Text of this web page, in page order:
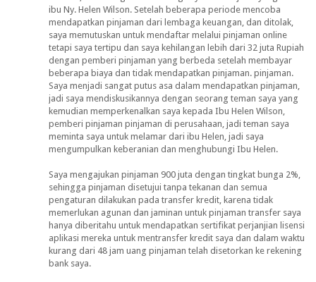
ibu Ny. Helen Wilson. Setelah beberapa periode mencoba
mendapatkan pinjaman dari lembaga keuangan, dan ditolak,
saya memutuskan untuk mendaftar melalui pinjaman online
tetapi saya tertipu dan saya kehilangan lebih dari 32 juta Rupiah
dengan pemberi pinjaman yang berbeda setelah membayar
beberapa biaya dan tidak mendapatkan pinjaman. pinjaman.
Saya menjadi sangat putus asa dalam mendapatkan pinjaman,
jadi saya mendiskusikannya dengan seorang teman saya yang
kemudian memperkenalkan saya kepada Ibu Helen Wilson,
pemberi pinjaman pinjaman di perusahaan, jadi teman saya
meminta saya untuk melamar dari ibu Helen, jadi saya
mengumpulkan keberanian dan menghubungi Ibu Helen.
Saya mengajukan pinjaman 900 juta dengan tingkat bunga 2%,
sehingga pinjaman disetujui tanpa tekanan dan semua
pengaturan dilakukan pada transfer kredit, karena tidak
memerlukan agunan dan jaminan untuk pinjaman transfer saya
hanya diberitahu untuk mendapatkan sertifikat perjanjian lisensi
aplikasi mereka untuk mentransfer kredit saya dan dalam waktu
kurang dari 48 jam uang pinjaman telah disetorkan ke rekening
bank saya.